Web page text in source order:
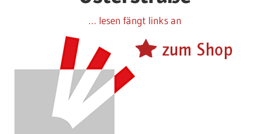
… lesen fängt links an